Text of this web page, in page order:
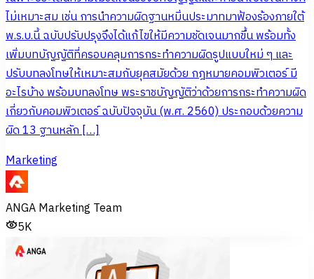
ไม่เหมาะสม เช่น การนำความผิดฐานหมิ่นประมาทมาฟ้องร้องภายใต้
พ.ร.บ.นี้ ฉบับปรับปรุงจึงได้แก้ไขให้มีความชัดเจนมากขึ้น พร้อมทั้ง
เพิ่มบทบัญญัติที่ครอบคลุมการกระทำความผิดรูปแบบใหม่ ๆ และ
ปรับบทลงโทษให้เหมาะสมกับยุคสมัยด้วย กฎหมายคอมพิวเตอร์ มี
อะไรบ้าง พร้อมบทลงโทษ พระราชบัญญัติว่าด้วยการกระทำความผิด
เกี่ยวกับคอมพิวเตอร์ ฉบับปัจจุบัน (พ.ศ. 2560) ประกอบด้วยความ
ผิด 13 ฐานหลัก […]
Marketing
ANGA Marketing Team
5K